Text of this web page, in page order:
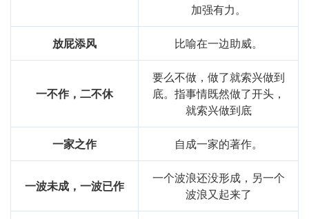
加强有力。
放屁添风 比喻在一边助威。
一不作，二不休
要么不做，做了就索兴做到
底。指事情既然做了开头，
就索兴做到底
一家之作 自成一家的著作。
一波未成，一波已作
一个波浪还没形成，另一个
波浪又起来了